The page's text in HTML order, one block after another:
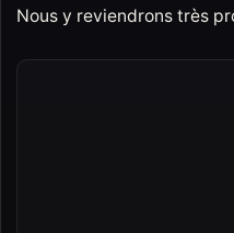
Nous y reviendrons très